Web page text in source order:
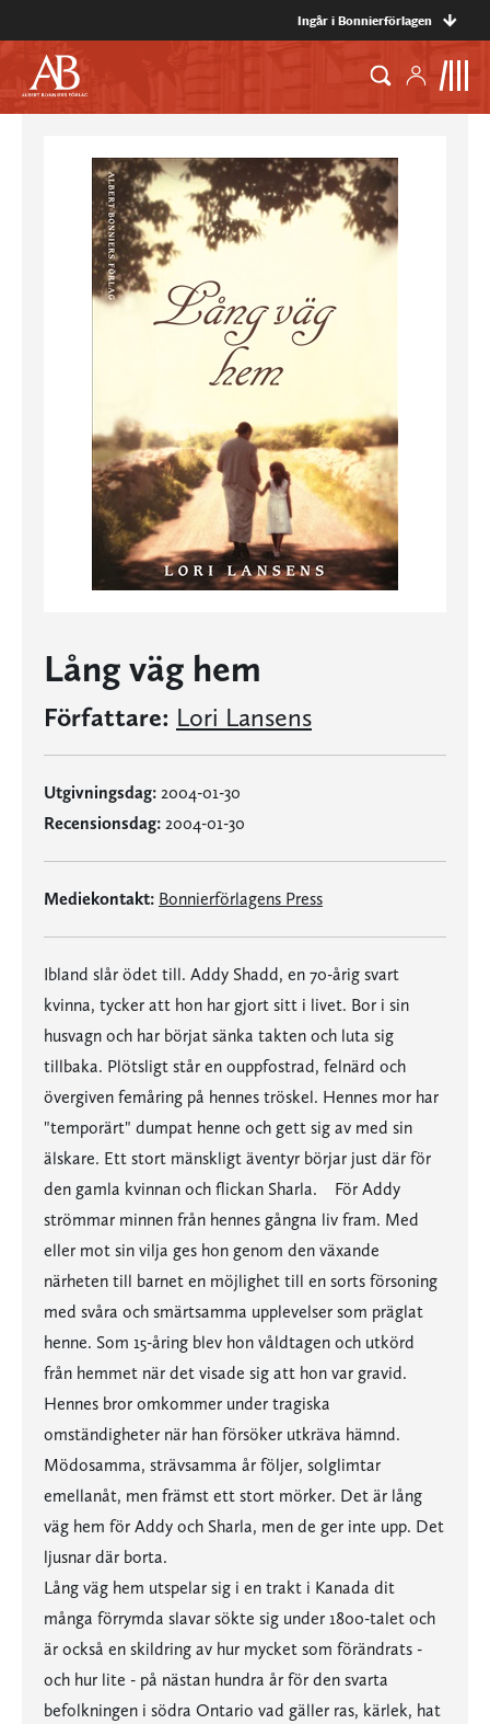
Ingår i Bonnierförlagen
Lång väg hem
Författare: Lori Lansens
Utgivningsdag: 2004-01-30
Recensionsdag: 2004-01-30
Mediekontakt: Bonnierförlagens Press
Ibland slår ödet till. Addy Shadd, en 70-årig svart
kvinna, tycker att hon har gjort sitt i livet. Bor i sin
husvagn och har börjat sänka takten och luta sig
tillbaka. Plötsligt står en ouppfostrad, felnärd och
övergiven femåring på hennes tröskel. Hennes mor har
"temporärt" dumpat henne och gett sig av med sin
älskare. Ett stort mänskligt äventyr börjar just där för
den gamla kvinnan och flickan Sharla. För Addy
strömmar minnen från hennes gångna liv fram. Med
eller mot sin vilja ges hon genom den växande
närheten till barnet en möjlighet till en sorts försoning
med svåra och smärtsamma upplevelser som präglat
henne. Som 15-åring blev hon våldtagen och utkörd
från hemmet när det visade sig att hon var gravid.
Hennes bror omkommer under tragiska
omständigheter när han försöker utkräva hämnd.
Mödosamma, strävsamma år följer, solglimtar
emellanåt, men främst ett stort mörker. Det är lång
väg hem för Addy och Sharla, men de ger inte upp. Det
ljusnar där borta.
Lång väg hem utspelar sig i en trakt i Kanada dit
många förrymda slavar sökte sig under 1800-talet och
är också en skildring av hur mycket som förändrats -
och hur lite - på nästan hundra år för den svarta
befolkningen i södra Ontario vad gäller ras, kärlek, hat